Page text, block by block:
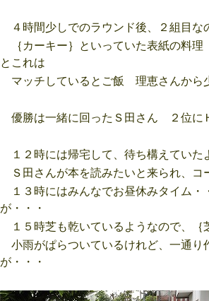
４時間少しでのラウンド後、２組目な
｛カーキー｝といっていた表紙の料
とこれは
マッチしているとご飯 理恵さんから
優勝は一緒に回ったＳ田さん ２位
１２時には帰宅して、待ち構えていた
Ｓ田さんが本を読みたいと来られ、コ
１３時にはみんなでお昼休みタイム
が・・・
１５時芝も乾いているようなので、
小雨がぱらついているけれど、一通り
が・・・